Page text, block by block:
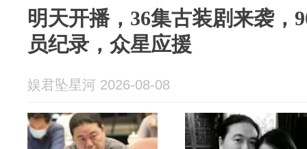
明天开播，36集古装剧来袭，
员纪录，众星应援
娱君坠星河 2026-08-08